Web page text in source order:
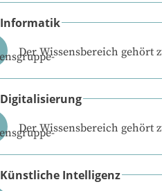
Informatik
Der Wissensbereich gehört
Digitalisierung
Der Wissensbereich gehört
Künstliche Intelligenz